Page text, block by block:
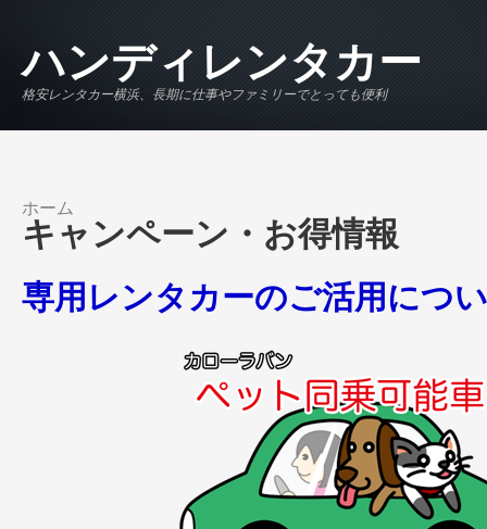
ハンディレンタカー
格安レンタカー横浜、長期に仕事やファミリーでとっても便利
現在地
ホーム
キャンペーン・お得情報
専用レンタカーのご活用につ